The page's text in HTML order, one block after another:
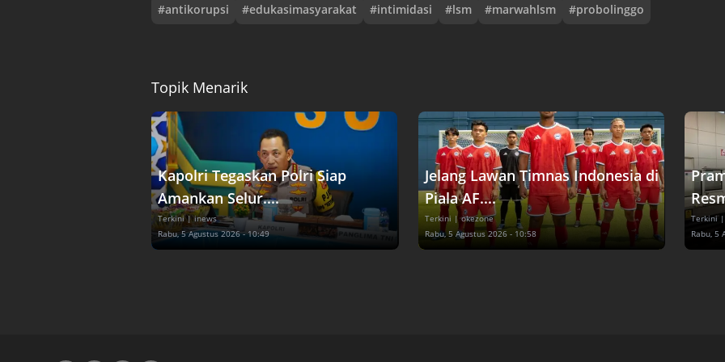
#antikorupsi #edukasimasyarakat #intimidasi #lsm #marwahlsm #probolinggo
Topik Menarik
Kapolri Tegaskan Polri Siap
Amankan Selur....
Terkini | inews
Rabu, 5 Agustus 2026 - 10:49
Jelang Lawan Timnas Indonesia di
Piala AF....
Terkini | okezone
Rabu, 5 Agustus 2026 - 10:58
Terkini
Rabu, 5